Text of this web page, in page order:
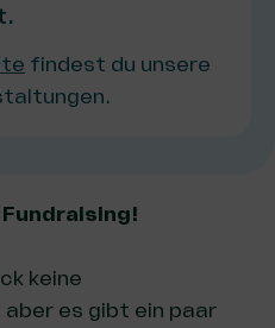
findest du unsere
keine
es gibt ein paar